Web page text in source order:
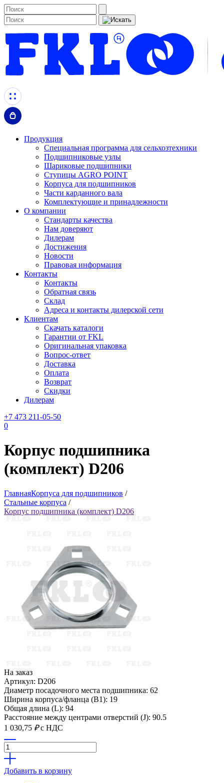
Продукция
Специальная программа для сельхозтехники
Подшипниковые узлы
Шариковые подшипники
Ступицы AGRO POINT
Корпуса для подшипников
Части карданного вала
Комплектующие и принадлежности
О компании
Стандарты качества
Нам доверяют
Дилерам
Достижения
Новости
Правовая информация
Контакты
Контакты
Обратная связь
Склад
Адреса и контакты дилерской сети
Клиентам
Скачать каталоги
Гарантии от FKL
Оригинальная упаковка
Вопрос-ответ
Доставка
Оплата
Возврат
Скидки
Дилерам
+7 473 211-05-50
0
Корпус подшипника
(комплект) D206
ГлавнаяКорпуса для подшипников /
Стальные корпуса /
Корпус подшипника (комплект) D206
На заказ
Артикул: D206
Диаметр посадочного места подшипника: 62
Ширина корпуса/фланца (B1): 19
Общая длина (L): 94
Расстояние между центрами отверстий (J): 90.5
1 030,75 ₽ с НДС
Добавить в корзину